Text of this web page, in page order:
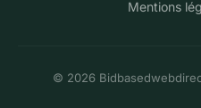
Mentions
© 2026